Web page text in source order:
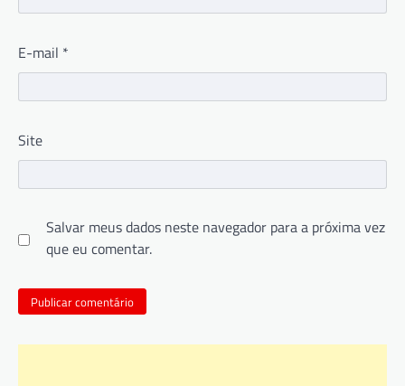
E-mail *
Site
Salvar meus dados neste navegador para a próxima vez
que eu comentar.